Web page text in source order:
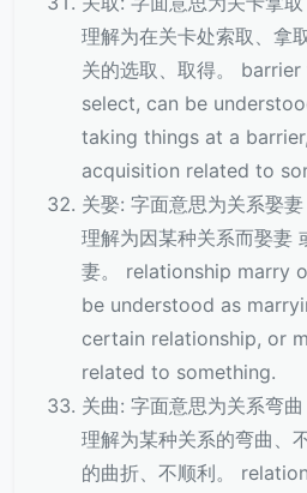
理解为在关卡处索取、拿
关的选取、取得。
select, can be
taking things at a
acquisition related to
关娶: 字面意思为关系娶
理解为因某种关系而娶妻
妻。 relationship marry
be understood as
certain relationship, or
related to something.
关曲: 字面意思为关系弯
理解为某种关系的弯曲、
的曲折、不顺利。